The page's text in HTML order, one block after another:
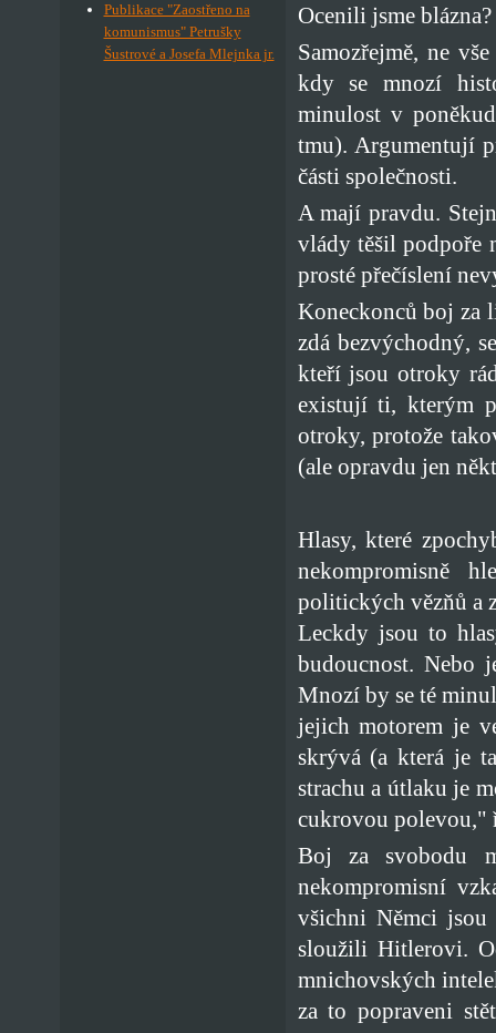
Publikace "Zaostřeno na
komunismus" Petrušky
Šustrové a Josefa Mlejnka jr.
Ocenili jsme
Samozřejmě, ne
kdy se mnozí
minulost v
tmu). Argumentují
části společnosti.
A mají pravdu.
vlády těšil podpoře
prosté přečíslení
Koneckonců boj za
zdá bezvýchodný,
kteří jsou otroky
existují ti, kterým
otroky, protože
(ale opravdu jen
Hlasy, které
nekompromisně
politických vězňů a
Leckdy jsou to
budoucnost. Nebo
Mnozí by se té
jejich motorem je
skrývá (a která je
strachu a útlaku je
cukrovou polevou,"
Boj za svobodu
nekompromisní
všichni Němci
sloužili Hitlerovi.
mnichovských
za to popraveni